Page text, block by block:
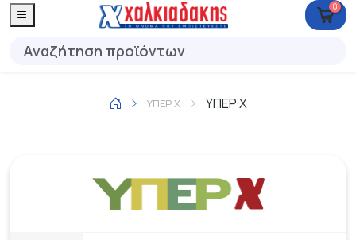
0
ΥΠΕΡ Χ ΥΠΕΡ Χ
Τεύχος 118 •2026